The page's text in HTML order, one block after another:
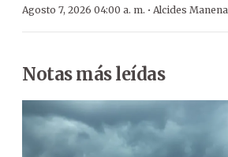
Agosto 7, 2026 04:00 a. m. · Alcides Manena
Notas más leídas